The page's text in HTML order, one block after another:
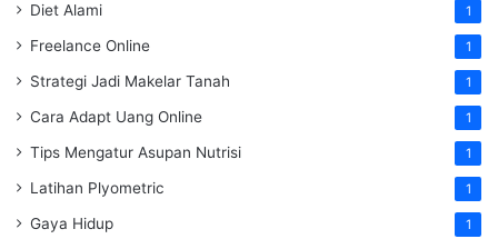
Diet Alami 1
Freelance Online 1
Strategi Jadi Makelar Tanah 1
Cara Adapt Uang Online 1
Tips Mengatur Asupan Nutrisi 1
Latihan Plyometric 1
Gaya Hidup 1